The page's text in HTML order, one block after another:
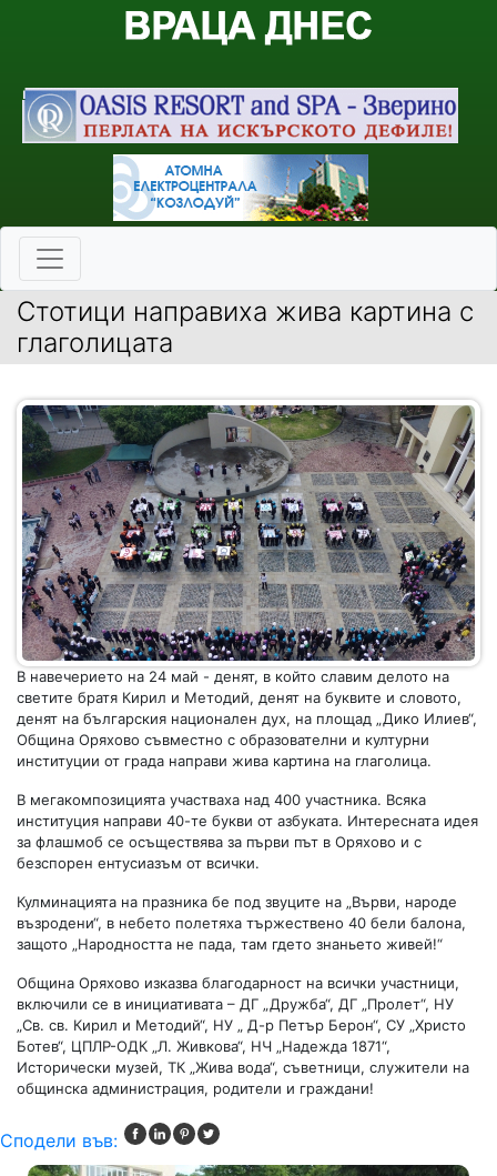
Стотици направиха жива картина с
глаголицата
В навечерието на 24 май - денят, в който славим делото на
светите братя Кирил и Методий, денят на буквите и словото,
денят на българския национален дух, на площад „Дико Илиев“,
Община Оряхово съвместно с образователни и културни
институции от града направи жива картина на глаголица.
В мегакомпозицията участваха над 400 участника. Всяка
институция направи 40-те букви от азбуката. Интересната идея
за флашмоб се осъществява за първи път в Оряхово и с
безспорен ентусиазъм от всички.
Кулминацията на празника бе под звуците на „Върви, народе
възродени“, в небето полетяха тържествено 40 бели балона,
защото „Народността не пада, там гдето знаньето живей!“
Община Оряхово изказва благодарност на всички участници,
включили се в инициативата – ДГ „Дружба“, ДГ „Пролет“, НУ
„Св. св. Кирил и Методий“, НУ „ Д-р Петър Берон“, СУ „Христо
Ботев“, ЦПЛР-ОДК „Л. Живкова“, НЧ „Надежда 1871“,
Исторически музей, ТК „Жива вода“, съветници, служители на
общинска администрация, родители и граждани!
Сподели във: